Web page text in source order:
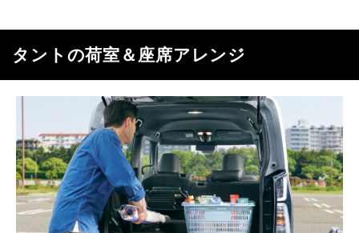
タントの荷室＆座席アレンジ